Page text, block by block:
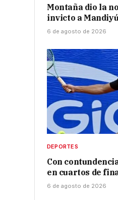
Montaña dio la
invicto a Mandiyú
6 de agosto de 2026
DEPORTES
Con
en cuartos de
6 de agosto de 2026